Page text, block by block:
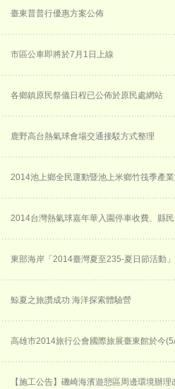
臺東普普行優惠方案公佈
市區公車即將於7月1日上線
各鄉鎮原民祭儀日程已公佈於原民處網站
鹿野高台熱氣球會場交通接駁方式整理
2014池上鄉全民運動暨池上米鄉竹筏季產
2014台灣熱氣球嘉年華入園停車收費、縣
東部海岸「2014臺灣夏至235-夏日節活動
鯨夏之旅讚成功 海洋探索體驗營
高雄市2014旅行公會國際旅展臺東館於今
【施工公告】磯崎海濱遊憩區周邊環境辦理